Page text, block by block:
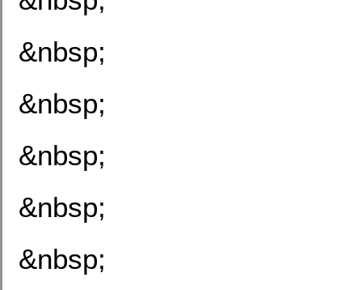
&nbsp;
&nbsp;
&nbsp;
&nbsp;
&nbsp;